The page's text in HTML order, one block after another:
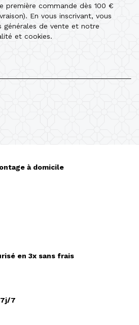
première commande dès 100 €
En vous inscrivant, vous
générales de vente et notre
et cookies.
à domicile
en 3x sans frais
7